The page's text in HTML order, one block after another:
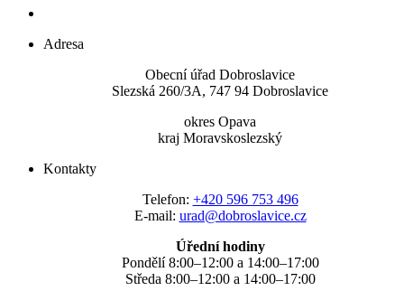
Adresa
Obecní úřad Dobroslavice
Slezská 260/3A, 747 94 Dobroslavice
okres Opava
kraj Moravskoslezský
Kontakty
Telefon: +420 596 753 496
E-mail: urad@dobroslavice.cz
Úřední hodiny
Pondělí 8:00–12:00 a 14:00–17:00
Středa 8:00–12:00 a 14:00–17:00